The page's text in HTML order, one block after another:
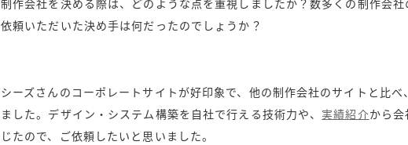
制作会社を決める際は、どのような点を重視しましたか？数多くの制作会
依頼いただいた決め手は何だったのでしょうか？
シーズさんのコーポレートサイトが好印象で、他の制作会社のサイトと比べ
ました。デザイン・システム構築を自社で行える技術力や、 実績紹介から
じたので、ご依頼したいと思いました。